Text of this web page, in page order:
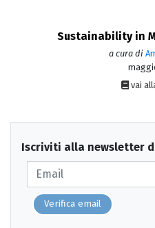
Sustainability in
a cura di
vai
Iscriviti alla newsletter
Verifica email